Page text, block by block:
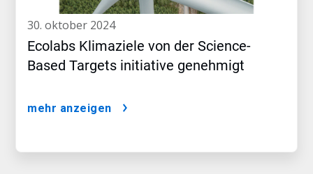
30. oktober 2024
Ecolabs Klimaziele von der Science-
Based Targets initiative genehmigt
mehr anzeigen